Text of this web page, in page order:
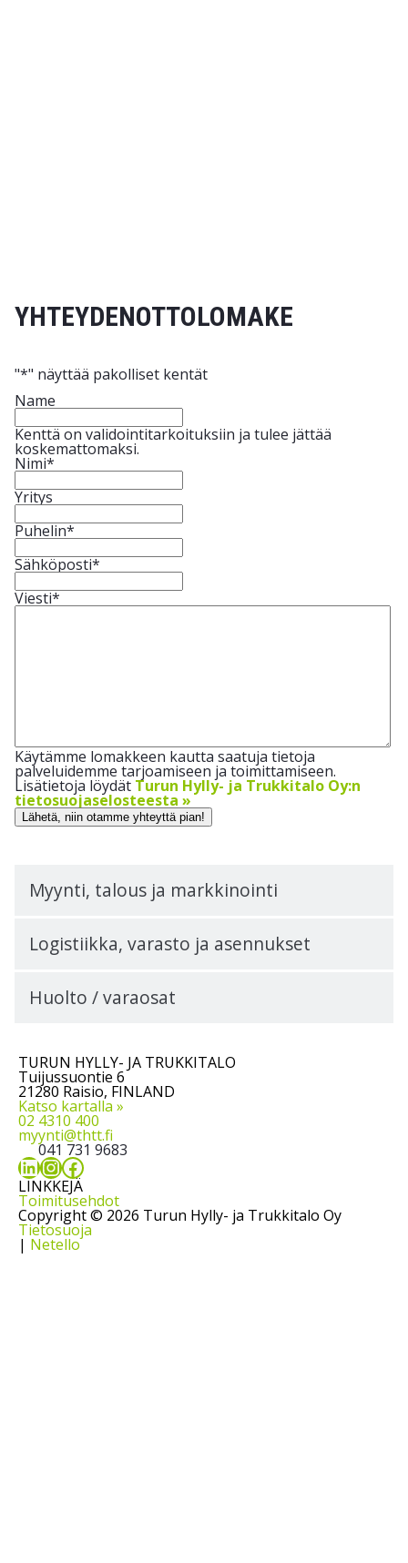
YHTEYDENOTTOLOMAKE
"*" näyttää pakolliset kentät
Name
Kenttä on validointitarkoituksiin ja tulee jättää
koskemattomaksi.
Nimi*
Yritys
Puhelin*
Sähköposti*
Viesti*
Käytämme lomakkeen kautta saatuja tietoja
palveluidemme tarjoamiseen ja toimittamiseen.
Lisätietoja löydät Turun Hylly- ja Trukkitalo Oy:n
tietosuojaselosteesta »
Lähetä, niin otamme yhteyttä pian!
Myynti, talous ja markkinointi
Logistiikka, varasto ja asennukset
Huolto / varaosat
TURUN HYLLY- JA TRUKKITALO
Tuijussuontie 6
21280 Raisio, FINLAND
Katso kartalla »
02 4310 400
myynti@thtt.fi
041 731 9683
LinkedIn
Instagram
Facebook
LINKKEJÄ
Toimitusehdot
Copyright © 2026 Turun Hylly- ja Trukkitalo Oy
Tietosuoja
| Netello